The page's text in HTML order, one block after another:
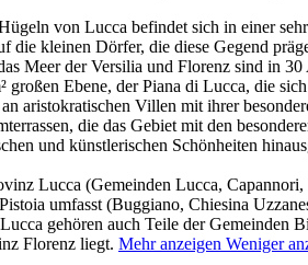
von Lucca befindet sich in einer
die kleinen Dörfer, die diese Gegend
Meer der Versilia und Florenz sind in
großen Ebene, der Piana di Lucca, die
aristokratischen Villen mit ihrer
die das Gebiet mit den
und künstlerischen Schönheiten
Lucca (Gemeinden Lucca,
umfasst (Buggiano, Chiesina
gehören auch Teile der Gemeinden
Florenz liegt. Mehr anzeigen Weniger